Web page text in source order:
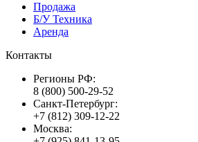
Продажа
Б/У Техника
Аренда
Контакты
Регионы РФ:
8 (800) 500-29-52
Санкт-Петербург:
+7 (812) 309-12-22
Москва: